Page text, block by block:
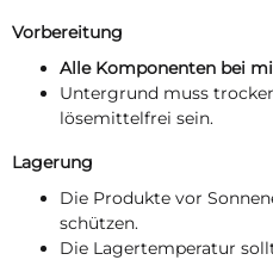
Vorbereitung
Alle Komponenten bei
Untergrund muss
lösemittelfrei sein.
Lagerung
Die Produkte vor
schützen.
Die Lagertemperatur sollt